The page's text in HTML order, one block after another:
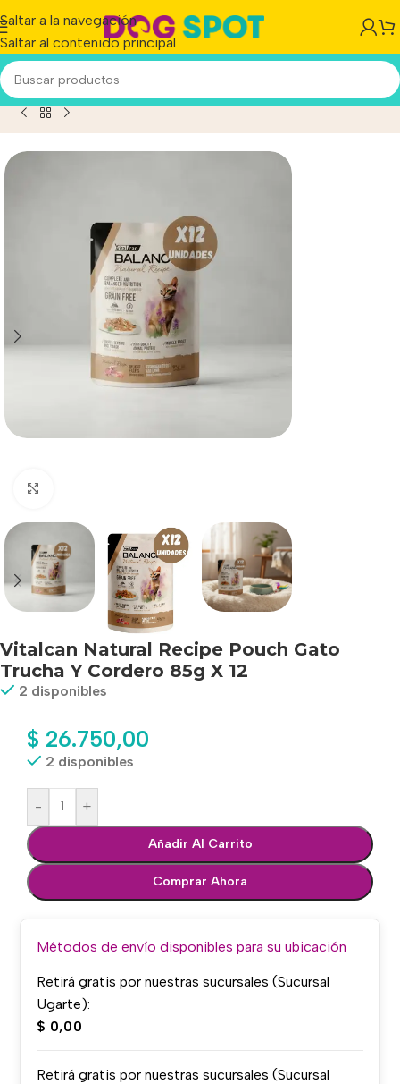
Saltar a la navegación
Saltar al contenido principal
Natural Recipe Pouch Gato Trucha Y Cordero 85g X 12
Vitalcan Natural Recipe Pouch Gato
Trucha Y Cordero 85g X 12
2 disponibles
$ 26.750,00
2 disponibles
- +
Añadir Al Carrito
Comprar Ahora
Métodos de envío disponibles para su ubicación
Retirá gratis por nuestras sucursales (Sucursal
Ugarte):
$ 0,00
Retirá gratis por nuestras sucursales (Sucursal